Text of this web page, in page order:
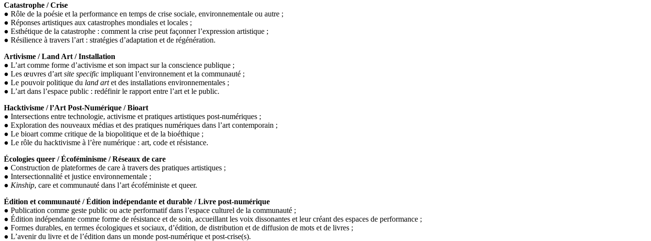
Catastrophe / Crise
● Rôle de la poésie et la performance en temps de crise sociale, environnementale ou autre ;
● Réponses artistiques aux catastrophes mondiales et locales ;
● Esthétique de la catastrophe : comment la crise peut façonner l’expression artistique ;
● Résilience à travers l’art : stratégies d’adaptation et de régénération.
Artivisme / Land Art / Installation
● L’art comme forme d’activisme et son impact sur la conscience publique ;
● Les œuvres d’art site specific impliquant l’environnement et la communauté ;
● Le pouvoir politique du land artet des installations environnementales ;
● L’art dans l’espace public : redéfinir le rapport entre l’art et le public.
Hacktivisme / l’Art Post-Numérique / Bioart
● Intersections entre technologie, activisme et pratiques artistiques post-numériques ;
● Exploration des nouveaux médias et des pratiques numériques dans l’art contemporain ;
● Le bioart comme critique de la biopolitique et de la bioéthique ;
● Le rôle du hacktivisme à l’ère numérique : art, code et résistance.
Écologies queer / Écoféminisme / Réseaux de care
● Construction de plateformes de care à travers des pratiques artistiques ;
● Intersectionnalité et justice environnementale ;
● Kinship, care et communauté dans l’art écoféministe et queer.
Édition et communauté / Édition indépendante et durable / Livre post-numérique
● Publication comme geste public ou acte performatif dans l’espace culturel de la communauté ;
● Édition indépendante comme forme de résistance et de soin, accueillant les voix dissonantes et leur créant des espaces de performance ;
● Formes durables, en termes écologiques et sociaux, d’édition, de distribution et de diffusion de mots et de livres ;
● L’avenir du livre et de l’édition dans un monde post-numérique et post-crise(s).